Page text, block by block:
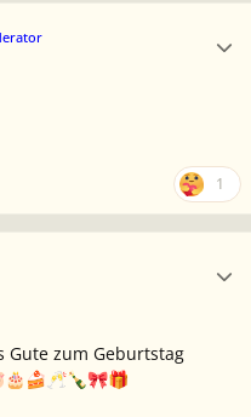
1
Gute zum Geburtstag
🎂🍰 🥂🍾🎀🎁